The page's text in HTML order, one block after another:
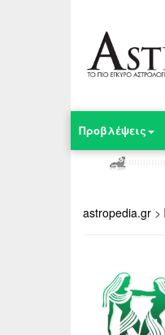
Προβλέψεις
astropedia.gr >